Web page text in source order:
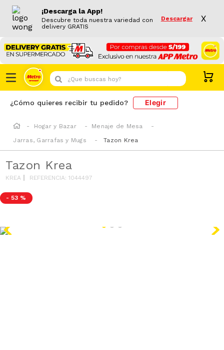
¡Descarga la App!
Descubre toda nuestra variedad con
delivery GRATIS
Descargar X
¿Que buscas hoy?
¿Cómo quieres recibir tu pedido? Elegir
Hogar y Bazar
Menaje de Mesa
Jarras, Garrafas y Mugs
Tazon Krea
Tazon Krea
KREA REFERENCIA:1044497
- 53 %